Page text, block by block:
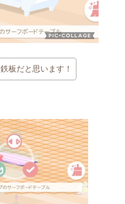
板だと思います！